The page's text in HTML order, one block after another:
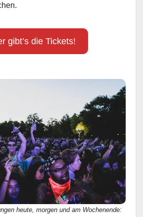
gibt’s die Tickets!
heute, morgen und am Wochenende: